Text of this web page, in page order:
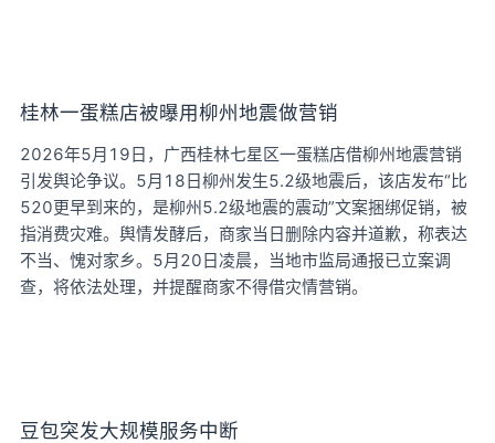
桂林一蛋糕店被曝用柳州地震做营销
2026年5月19日，广西桂林七星区一蛋糕店借柳州地震营销
引发舆论争议。5月18日柳州发生5.2级地震后，该店发布“比
520更早到来的，是柳州5.2级地震的震动”文案捆绑促销，被
指消费灾难。舆情发酵后，商家当日删除内容并道歉，称表达
不当、愧对家乡。5月20日凌晨，当地市监局通报已立案调
查，将依法处理，并提醒商家不得借灾情营销。
豆包突发大规模服务中断